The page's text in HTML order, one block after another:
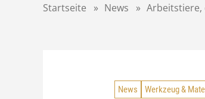
Startseite » News » Arbeitstiere,
News Werkzeug &